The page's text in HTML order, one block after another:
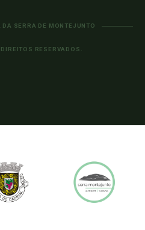
SERRA DE MONTEJUNTO
RESERVADOS.